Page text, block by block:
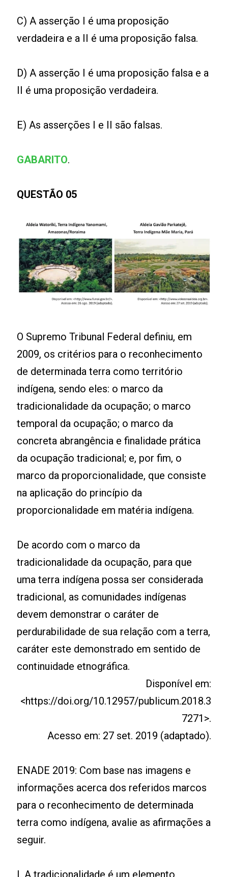
C) A asserção I é uma proposição
verdadeira e a II é uma proposição falsa.
D) A asserção I é uma proposição falsa e a
II é uma proposição verdadeira.
E) As asserções I e II são falsas.
GABARITO.
QUESTÃO 05
O Supremo Tribunal Federal definiu, em
2009, os critérios para o reconhecimento
de determinada terra como território
indígena, sendo eles: o marco da
tradicionalidade da ocupação; o marco
temporal da ocupação; o marco da
concreta abrangência e finalidade prática
da ocupação tradicional; e, por fim, o
marco da proporcionalidade, que consiste
na aplicação do princípio da
proporcionalidade em matéria indígena.
De acordo com o marco da
tradicionalidade da ocupação, para que
uma terra indígena possa ser considerada
tradicional, as comunidades indígenas
devem demonstrar o caráter de
perdurabilidade de sua relação com a terra,
caráter este demonstrado em sentido de
continuidade etnográfica.
Disponível em:
<https://doi.org/10.12957/publicum.2018.3
7271>.
Acesso em: 27 set. 2019 (adaptado).
ENADE 2019: Com base nas imagens e
informações acerca dos referidos marcos
para o reconhecimento de determinada
terra como indígena, avalie as afirmações a
seguir.
I. A tradicionalidade é um elemento